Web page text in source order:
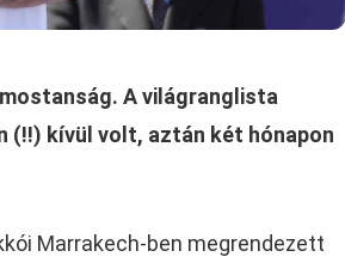
A világranglista
(!!) kívül volt, aztán két hónapon
Marrakech-ben megrendezett